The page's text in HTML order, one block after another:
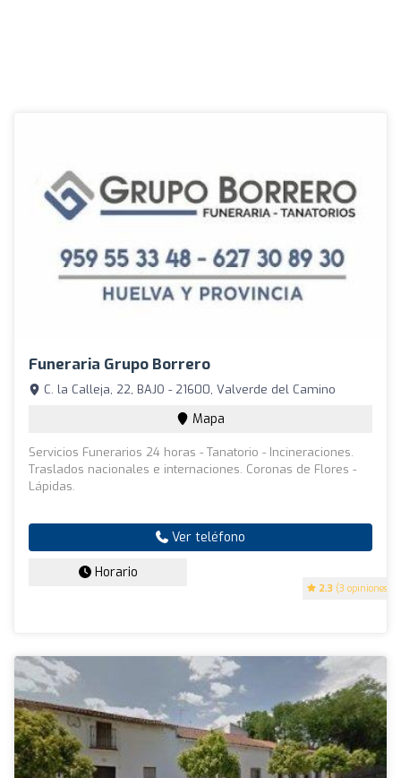
Funeraria Grupo Borrero
2.3 (3 opiniones)
C. la Calleja, 22, BAJO - 21600, Valverde del Camino
Mapa
Servicios Funerarios 24 horas - Tanatorio - Incineraciones.
Traslados nacionales e internaciones. Coronas de Flores -
Lápidas.
Ver teléfono
Horario